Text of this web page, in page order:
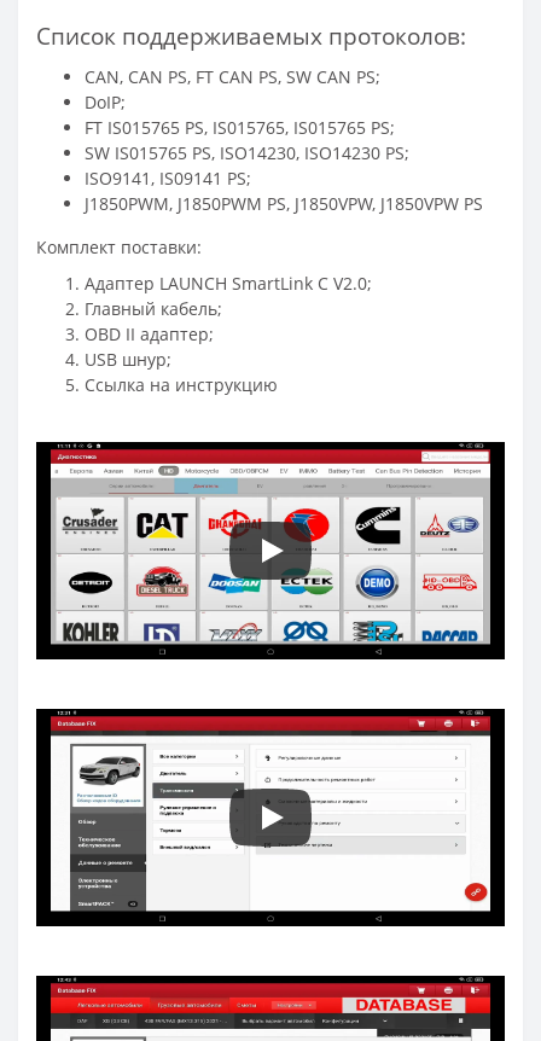
Список поддерживаемых протоколов:
CAN, CAN PS, FT CAN PS, SW CAN PS;
DoIP;
FT IS015765 PS, IS015765, IS015765 PS;
SW IS015765 PS, ISO14230, ISO14230 PS;
ISO9141, IS09141 PS;
J1850PWM, J1850PWM PS, J1850VPW, J1850VPW PS
Комплект поставки:
Адаптер LAUNCH SmartLink C V2.0;
Главный кабель;
OBD II адаптер;
USB шнур;
Ссылка на инструкцию